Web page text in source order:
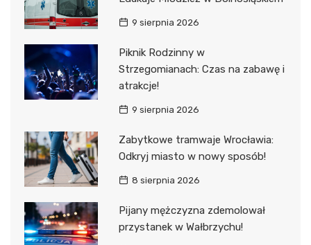
9 sierpnia 2026
Piknik Rodzinny w
Strzegomianach: Czas na zabawę i
atrakcje!
9 sierpnia 2026
Zabytkowe tramwaje Wrocławia:
Odkryj miasto w nowy sposób!
8 sierpnia 2026
Pijany mężczyzna zdemolował
przystanek w Wałbrzychu!